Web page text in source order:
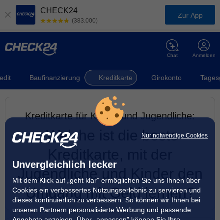
Nur notwendige Cookies
Unvergleichlich lecker
Mit dem Klick auf „geht klar” ermöglichen Sie uns Ihnen über
Cookies ein verbessertes Nutzungserlebnis zu servieren und
dieses kontinuierlich zu verbessern. So können wir Ihnen bei
unseren Partnern personalisierte Werbung und passende
CHECK24
(383.000)
Zur App
Anmelden
Chat
Baufinanzierung Kreditkarte Girokonto
Kreditkarte für Kinder und Jugendliche:
Welche ist die beste
Jugendliche und Kinder den
Umgang mit Geld lernen?